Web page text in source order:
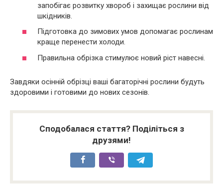
запобігає розвитку хвороб і захищає рослини від
шкідників.
Підготовка до зимових умов допомагає рослинам
краще перенести холоди.
Правильна обрізка стимулює новий ріст навесні.
Завдяки осінній обрізці ваші багаторічні рослини будуть
здоровими і готовими до нових сезонів.
Сподобалася стаття? Поділіться з
друзями!